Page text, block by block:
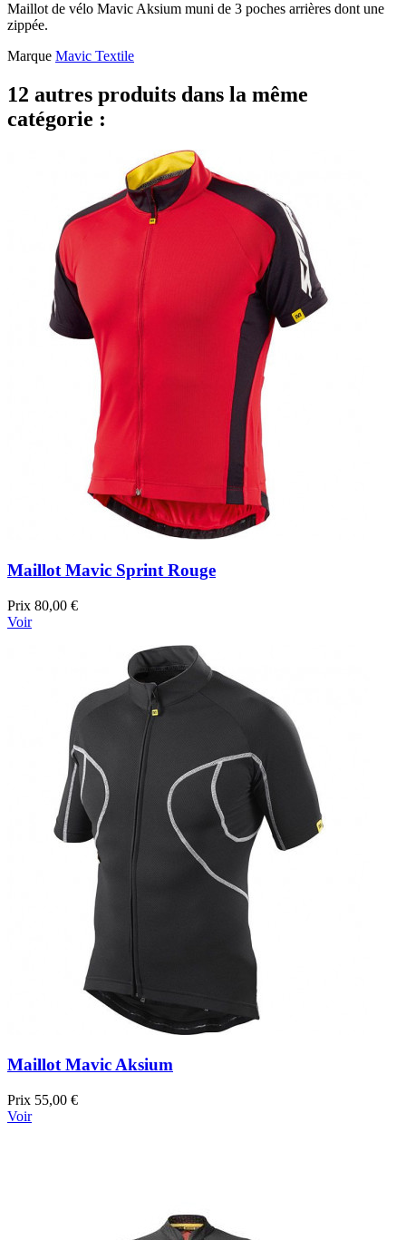
Maillot de vélo Mavic Aksium muni de 3 poches arrières dont une
zippée.
Marque Mavic Textile
12 autres produits dans la même
catégorie :
Maillot Mavic Sprint Rouge
Prix 80,00 €
Voir
Maillot Mavic Aksium
Prix 55,00 €
Voir